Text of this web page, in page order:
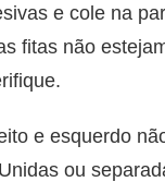
e cole na
fitas não
e esquerdo
ou